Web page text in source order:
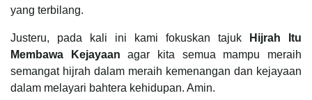
yang terbilang.
Justeru, pada kali ini kami fokuskan tajuk
Hijrah Itu
Membawa Kejayaanagar kita semua mampu meraih
semangat hijrah dalam meraih kemenangan dan kejayaan
dalam melayari bahtera kehidupan. Amin.